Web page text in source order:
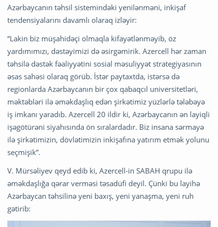
Azərbaycanın təhsil sistemindəki yenilənməni, inkişaf
tendensiyalarını davamlı olaraq izləyir:
“Lakin biz müşahidəçi olmaqla kifayətlənməyib, öz
yardımımızı, dəstəyimizi də əsirgəmirik. Azercell hər zaman
təhsilə dəstək fəaliyyətini sosial məsuliyyət strategiyasının
əsas sahəsi olaraq görüb. İstər paytaxtda, istərsə də
regionlarda Azərbaycanın bir çox qabaqcıl universitetləri,
məktəbləri ilə əməkdaşlıq edən şirkətimiz yüzlərlə tələbəyə
iş imkanı yaradıb. Azercell 20 ildir ki, Azərbaycanın ən layiqli
işəgötürəni siyahısında ön sıralardadır. Biz insana sərmayə
ilə şirkətimizin, dövlətimizin inkişafına yatırım etmək yolunu
seçmişik”.
V. Mürsəliyev qeyd edib ki, Azercell-in SABAH qrupu ilə
əməkdaşlığa qərar verməsi təsadüfi deyil. Çünki bu layihə
Azərbaycan təhsilinə yeni baxış, yeni yanaşma, yeni ruh
gətirib: